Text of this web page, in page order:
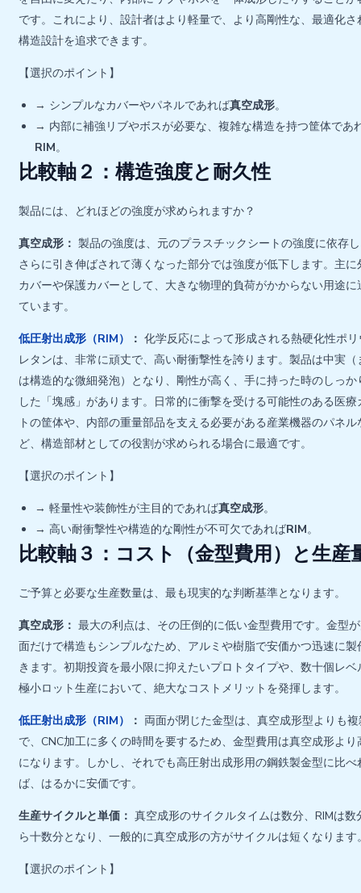
です。これにより、設計者はより軽量で、より高剛性な、最適化さ
構造設計を追求できます。
【選択のポイント】
→ シンプルなカバーやパネルであれば真空成形。
→ 内部に補強リブやボスが必要な、複雑な構造を持つ筐体であ
RIM。
比較軸２：構造強度と耐久性
製品には、どれほどの強度が求められますか？
真空成形： 製品の強度は、元のプラスチックシートの強度に依存
さらに引き伸ばされて薄くなった部分では強度が低下します。主に
カバーや保護カバーとして、大きな物理的負荷がかからない用途に
ています。
低圧射出成形（RIM） ： 化学反応によって形成される熱硬化性ポ
レタンは、非常に頑丈で、高い耐衝撃性を誇ります。製品は中実（
は構造的な微細発泡）となり、剛性が高く、手に持った時のしっか
した「塊感」があります。日常的に衝撃を受ける可能性のある医療
トの筐体や、内部の重量部品を支える必要がある産業機器のパネル
ど、構造部材としての役割が求められる場合に最適です。
【選択のポイント】
→ 軽量性や装飾性が主目的であれば真空成形。
→ 高い耐衝撃性や構造的な剛性が不可欠であればRIM。
比較軸３：コスト（金型費用）と生産
ご予算と必要な生産数量は、最も現実的な判断基準となります。
真空成形： 最大の利点は、その圧倒的に低い金型費用です。金型
面だけで構造もシンプルなため、アルミや樹脂で安価かつ迅速に製
きます。初期投資を最小限に抑えたいプロトタイプや、数十個レベ
極小ロット生産において、絶大なコストメリットを発揮します。
低圧射出成形（RIM） ： 両面が閉じた金型は、真空成形型よりも
で、CNC加工に多くの時間を要するため、金型費用は真空成形より
になります。しかし、それでも高圧射出成形用の鋼鉄製金型に比べ
ば、はるかに安価です。
生産サイクルと単価： 真空成形のサイクルタイムは数分、RIMは数
ら十数分となり、一般的に真空成形の方がサイクルは短くなります
【選択のポイント】